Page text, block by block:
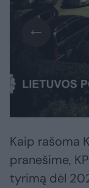
Kaip rašoma
pranešime,
tyrimą dėl